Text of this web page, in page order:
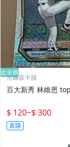
近全新
尼爾森卡舖
百大新秀 林維恩
$ 120~$ 300
直購